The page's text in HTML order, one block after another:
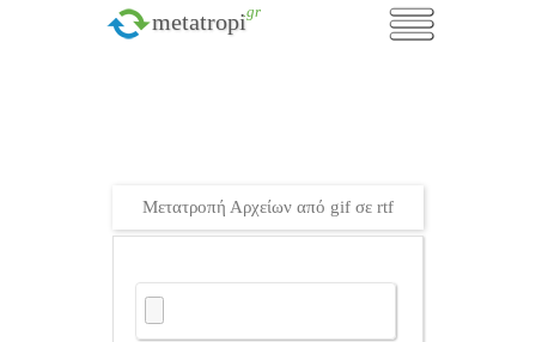
metatropi.gr
Μετατροπή Αρχείων από gif σε rtf